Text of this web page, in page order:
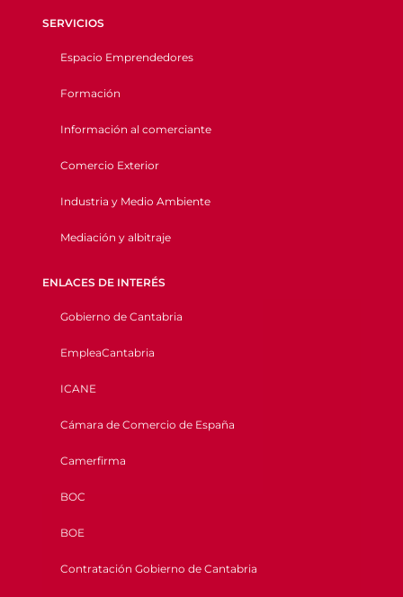
SERVICIOS
Espacio Emprendedores
Formación
Información al comerciante
Comercio Exterior
Industria y Medio Ambiente
Mediación y albitraje
ENLACES DE INTERÉS
Gobierno de Cantabria
EmpleaCantabria
ICANE
Cámara de Comercio de España
Camerfirma
BOC
BOE
Contratación Gobierno de Cantabria